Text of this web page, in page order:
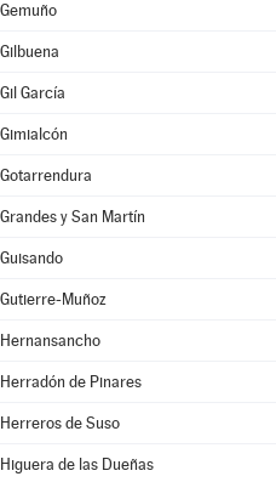
Gemuño
Gilbuena
Gil García
Gimialcón
Gotarrendura
Grandes y San Martín
Guisando
Gutierre-Muñoz
Hernansancho
Herradón de Pinares
Herreros de Suso
Higuera de las Dueñas